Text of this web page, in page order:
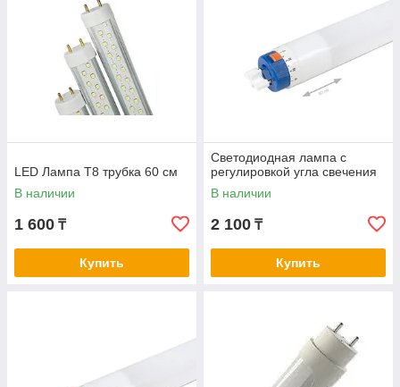
LED Лампа Т8 трубка 60 см
В наличии
1 600 ₸
Купить
Светодиодная лампа с
регулировкой угла свечения
В наличии
2 100 ₸
Купить